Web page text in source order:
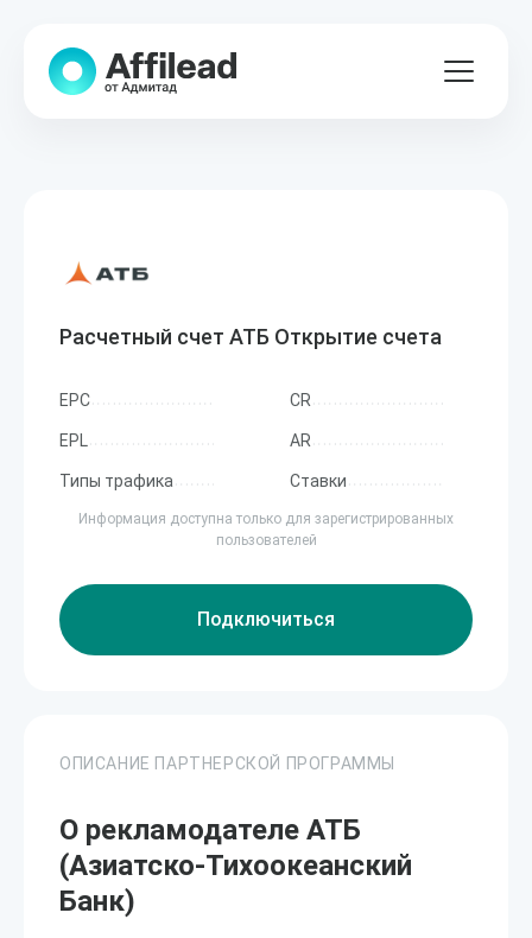
Расчетный счет АТБ Открытие счета
EPC CR
EPL AR
Типы трафика Ставки
Информация доступна только для зарегистрированных
пользователей
Подключиться
ОПИСАНИЕ ПАРТНЕРСКОЙ ПРОГРАММЫ
О рекламодателе АТБ
(Азиатско-Тихоокеанский
Банк)